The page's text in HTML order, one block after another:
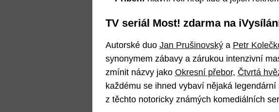
TV seriál Most! zdarma na
Autorské duo Jan Prušinovskýa Petr
synonymem zábavy a zárukou intenzivní
zmínit názvy jako Okresní přebor, Čtvrtá
každému se ihned vybaví nějaká
z těchto notoricky známých komediálních